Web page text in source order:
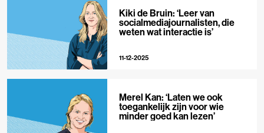
Kiki de Bruin: ‘Leer van
socialmediajournalisten, die
weten wat interactie is’
11-12-2025
Merel Kan: ‘Laten we ook
toegankelijk zijn voor wie
minder goed kan lezen’